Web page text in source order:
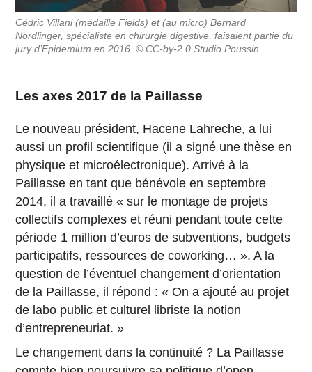
Cédric Villani (médaille Fields) et (au micro) Bernard
Nordlinger, spécialiste en chirurgie digestive, faisaient partie du
jury d’Epidemium en 2016. © CC-by-2.0 Studio Poussin
Les axes 2017 de la Paillasse
Le nouveau président, Hacene Lahreche, a lui
aussi un profil scientifique (il a signé une thèse en
physique et microélectronique). Arrivé à la
Paillasse en tant que bénévole en septembre
2014, il a travaillé « sur le montage de projets
collectifs complexes et réuni pendant toute cette
période 1 million d’euros de subventions, budgets
participatifs, ressources de coworking… ». A la
question de l’éventuel changement d’orientation
de la Paillasse, il répond : « On a ajouté au projet
de labo public et culturel libriste la notion
d’entrepreneuriat. »
Le changement dans la continuité ? La Paillasse